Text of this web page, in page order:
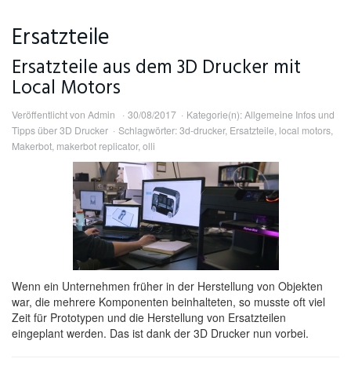
Ersatzteile
Ersatzteile aus dem 3D Drucker mit
Local Motors
Veröffentlicht von Admin 30/08/2017 Kategorie(n):Allgemeine Infos und
Tipps über 3D Drucker
Schlagwörter:3d-drucker, Ersatzteile, local motors,
Makerbot, makerbot replicator, olli
Wenn ein Unternehmen früher in der Herstellung von Objekten
war, die mehrere Komponenten beinhalteten, so musste oft viel
Zeit für Prototypen und die Herstellung von Ersatzteilen
eingeplant werden. Das ist dank der 3D Drucker nun vorbei.